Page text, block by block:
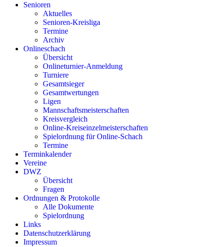
Senioren
Aktuelles
Senioren-Kreisliga
Termine
Archiv
Onlineschach
Übersicht
Onlineturnier-Anmeldung
Turniere
Gesamtsieger
Gesamtwertungen
Ligen
Mannschaftsmeisterschaften
Kreisvergleich
Online-Kreiseinzelmeisterschaften
Spielordnung für Online-Schach
Termine
Terminkalender
Vereine
DWZ
Übersicht
Fragen
Ordnungen & Protokolle
Alle Dokumente
Spielordnung
Links
Datenschutzerklärung
Impressum